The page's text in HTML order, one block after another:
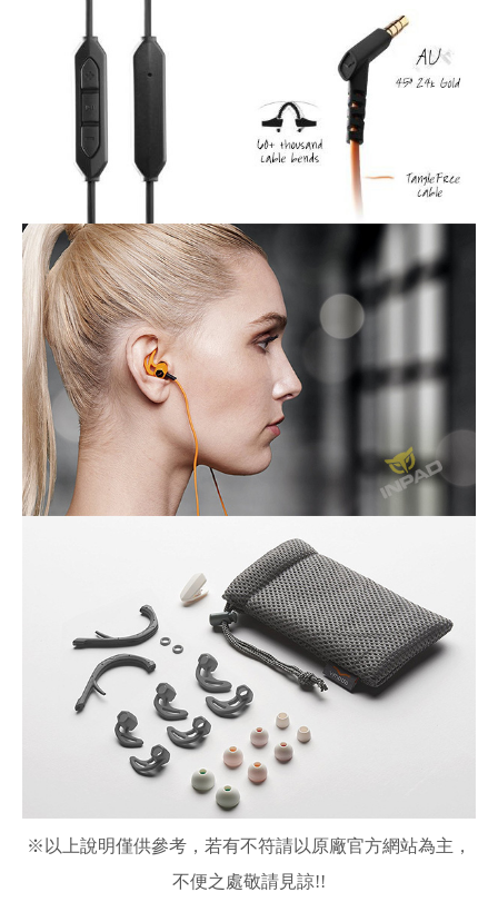
※ 以上說明僅供參考，若有不符請以原廠官方網站為主，
不便之處敬請見諒!!